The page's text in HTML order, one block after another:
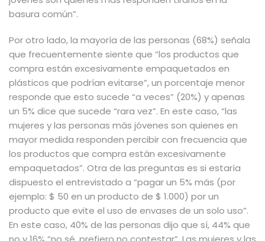
basura común”.
Por otro lado, la mayoría de las personas (68%) señala
que frecuentemente siente que “los productos que
compra están excesivamente empaquetados en
plásticos que podrían evitarse”, un porcentaje menor
responde que esto sucede “a veces” (20%) y apenas
un 5% dice que sucede “rara vez”. En este caso, “las
mujeres y las personas más jóvenes son quienes en
mayor medida responden percibir con frecuencia que
los productos que compra están excesivamente
empaquetados”. Otra de las preguntas es si estaría
dispuesto el entrevistado a “pagar un 5% más (por
ejemplo: $ 50 en un producto de $ 1.000) por un
producto que evite el uso de envases de un solo uso”.
En este caso, 40% de las personas dijo que sí, 44% que